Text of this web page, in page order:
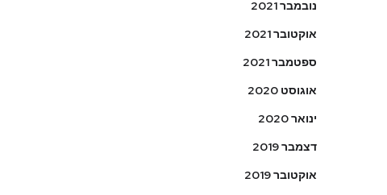
נובמבר 2021
אוקטובר 2021
ספטמבר 2021
אוגוסט 2020
ינואר 2020
דצמבר 2019
אוקטובר 2019